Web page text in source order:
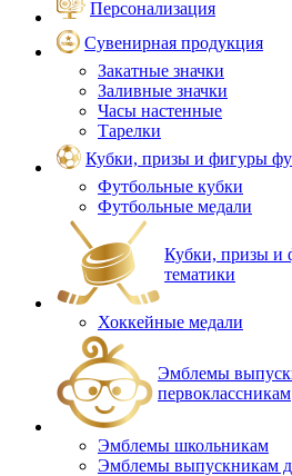
Персонализация
Сувенирная продукция
Закатные значки
Заливные значки
Часы настенные
Тарелки
Кубки, призы и фигуры
Футбольные кубки
Футбольные медали
Кубки, призы и
тематики
Хоккейные медали
Эмблемы
первоклассникам
Эмблемы школьникам
Эмблемы выпускникам